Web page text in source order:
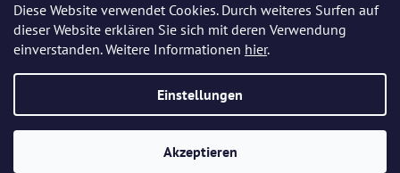
Diese Website verwendet Cookies. Durch weiteres Surfen auf
dieser Website erklären Sie sich mit deren Verwendung
einverstanden. Weitere Informationen hier.
Einstellungen
Akzeptieren
Čeština Slovenčina English Deutsch Magyar
Język polski Română Italiano Español Français
Português Български Hrvatski Slovenščina
Nederlands Українська Ελληνικά Svenska Dansk
Bohemia Crystal Glass